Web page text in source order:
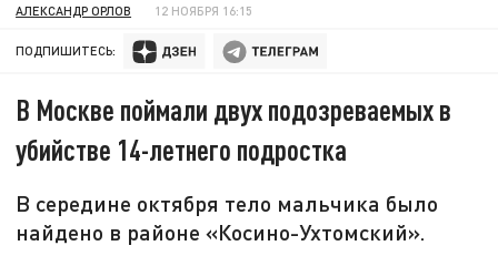
АЛЕКСАНДР ОРЛОВ 12 НОЯБРЯ 16:15
ПОДПИШИТЕСЬ:
В Москве поймали двух подозреваемых в
убийстве 14-летнего подростка
В середине октября тело мальчика было
найдено в районе «Косино-Ухтомский».